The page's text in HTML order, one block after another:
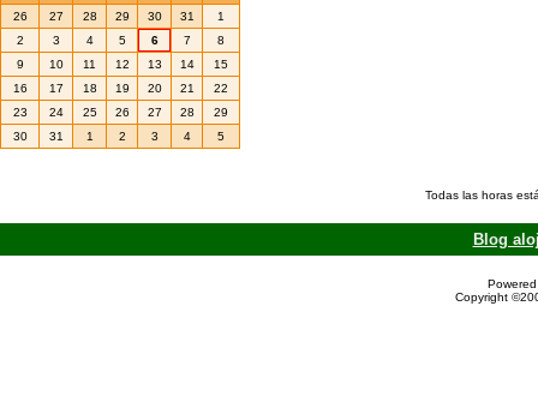
26
27 28 29 30 31
1
2
3 4 5 6 7
8
9
10 11 12 13 14
15
16
17 18 19 20 21
22
23
24 25 26 27 28
29
30
31 1 2 3 4 5
Todas las horas
Blog
Copyright